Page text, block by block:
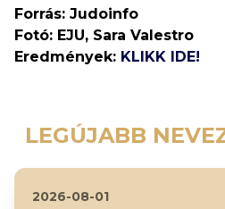
Forrás: Judoinfo
Fotó: EJU, Sara Valestro
Eredmények: KLIKK IDE!
LEGÚJABB
2026-08-01